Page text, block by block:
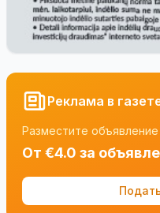
Реклама в
Разместите
От €4.0 за